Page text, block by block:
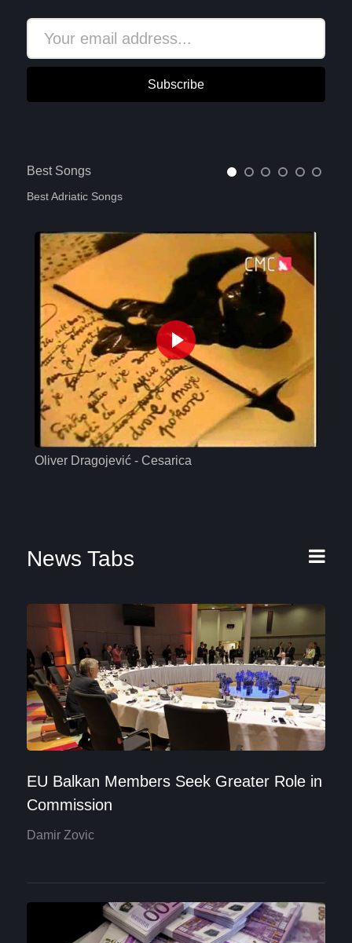
Subscribe
Best Songs
Best Adriatic Songs
Oliver Dragojević - Cesarica
News Tabs
EU Balkan Members Seek Greater Role in
Commission
Damir Zovic